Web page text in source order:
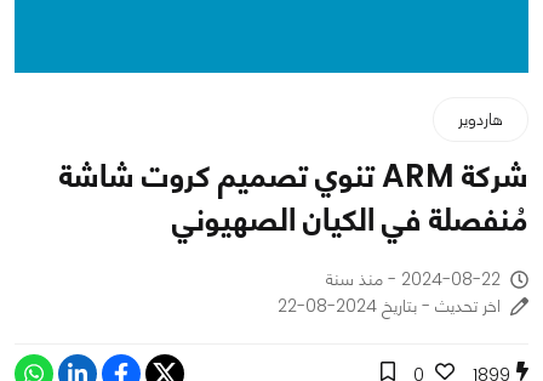
هاردوير
شركة ARM تنوي تصميم كروت شاشة
مُنفصلة في الكيان الصهيوني
2024-08-22 - منذ سنة
اخر تحديث - بتاريخ 2024-08-22
1899
0